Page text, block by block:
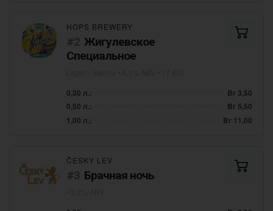
HOPS BREWERY
Жигулевское
Специальное
0,30 л.:
Br 3,50
0,50 л.:
Br 5,50
1,00 л.:
Br 11,00
ČESKY LEV
Брачная ночь